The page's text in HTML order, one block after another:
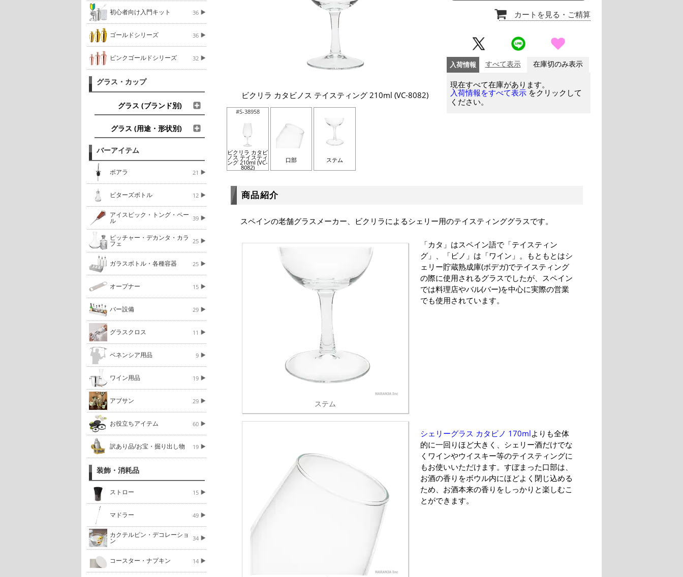
初心者向け入門キット 36
ゴールドシリーズ 36
ピンクゴールドシリーズ 32
グラス・カップ
グラス (ブランド別)
グラス (用途・形状別)
バーアイテム
ポアラ 21
ビターズボトル 12
アイスピック・トング・ペー
ル 39
ピッチャー・デカンタ・カラ
フェ 25
ガラスボトル・各種容器 25
オープナー 15
バー設備 29
グラスクロス 11
ベネンシア用品 9
ワイン用品 19
アブサン 29
お役立ちアイテム 60
訳あり品/お宝・掘り出し物 19
装飾・消耗品
ストロー 15
マドラー 49
カクテルピン・デコレーショ
ン 34
コースター・ナプキン 14
ビクリラ カタビノス テイスティング 210ml (VC-8082)
#S-38958
ビクリラ カタビ
ノス テイスティ
ング 210ml (VC-
8082)
口部 ステム
カートを見る ・ご精算
入荷情報 すべて表示 在庫切のみ表示
現在すべて在庫があります。
入荷情報をすべて表示 をクリックして
ください。
商品紹介
スペインの老舗グラスメーカー、ビクリラによるシェリー用のテイスティンググラスです。
ステム
「カタ」はスペイン語で「テイスティン
グ」、「ビノ」は「ワイン」。もともとはシ
ェリー貯蔵熟成庫(ボデガ)でテイスティング
の際に使用されるグラスでしたが、スペイン
では料理店やバル(バー)を中心に実際の営業
でも使用されています。
シェリーグラス カタビノ 170mlよりも全体
的に一回りほど大きく、シェリー酒だけでな
くワインやウイスキー等のテイスティングに
もお使いいただけます。すぼまった口部は、
お酒の香りをボウル内にほどよく閉じ込める
ため、お酒本来の香りをしっかりと楽しむこ
とができます。